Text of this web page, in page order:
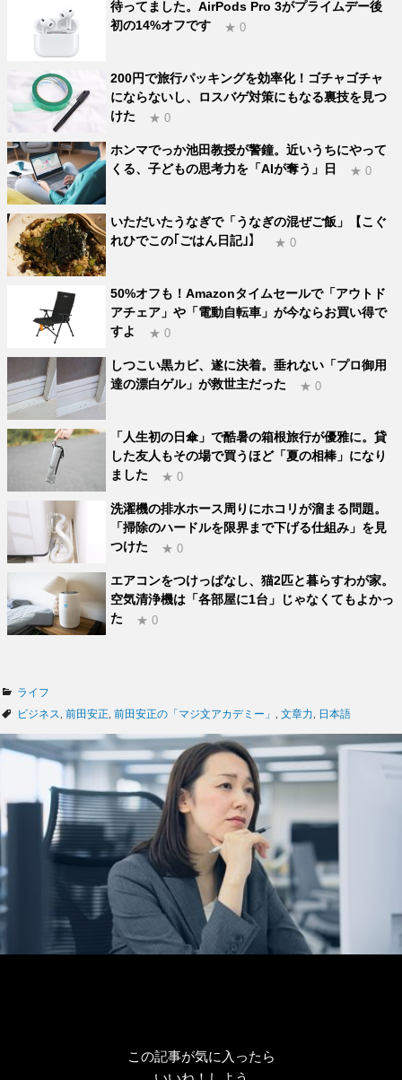
待ってました。AirPods Pro 3がプライムデー後
初の14%オフです
★ 0
200円で旅行パッキングを効率化！ゴチャゴチャ
にならないし、ロスバゲ対策にもなる裏技を見つ
けた
★ 0
ホンマでっか池田教授が警鐘。近いうちにやって
くる、子どもの思考力を「AIが奪う」日
★ 0
いただいたうなぎで「うなぎの混ぜご飯」【こぐ
れひでこの｢ごはん日記｣】
★ 0
50%オフも！Amazonタイムセールで「アウトド
アチェア」や「電動自転車」が今ならお買い得で
すよ
★ 0
しつこい黒カビ、遂に決着。垂れない「プロ御用
達の漂白ゲル」が救世主だった
★ 0
「人生初の日傘」で酷暑の箱根旅行が優雅に。貸
した友人もその場で買うほど「夏の相棒」になり
ました
★ 0
洗濯機の排水ホース周りにホコリが溜まる問題。
「掃除のハードルを限界まで下げる仕組み」を見
つけた
★ 0
エアコンをつけっぱなし、猫2匹と暮らすわが家。
空気清浄機は「各部屋に1台」じゃなくてもよかっ
た
★ 0
カ
テ
リ
ー
ライフ
タ
ビジネス 前田安正 前田安正の「マジ文アカデミー」 文章力 日本語
この記事が気に入ったら